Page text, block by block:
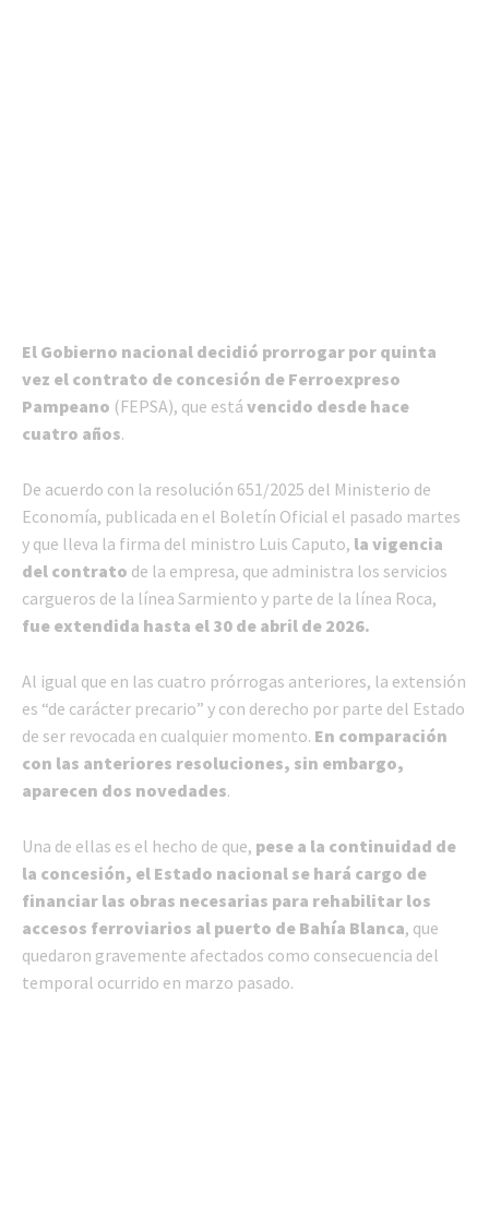
El Gobierno nacional decidió prorrogar por quinta
vez el contrato de concesión de Ferroexpreso
Pampeano (FEPSA), que está vencido desde hace
cuatro años.
De acuerdo con la resolución 651/2025 del Ministerio de
Economía, publicada en el Boletín Oficial el pasado martes
y que lleva la firma del ministro Luis Caputo, la vigencia
del contrato de la empresa, que administra los servicios
cargueros de la línea Sarmiento y parte de la línea Roca,
fue extendida hasta el 30 de abril de 2026.
Al igual que en las cuatro prórrogas anteriores, la extensión
es “de carácter precario” y con derecho por parte del Estado
de ser revocada en cualquier momento. En comparación
con las anteriores resoluciones, sin embargo,
aparecen dos novedades.
Una de ellas es el hecho de que, pese a la continuidad de
la concesión, el Estado nacional se hará cargo de
financiar las obras necesarias para rehabilitar los
accesos ferroviarios al puerto de Bahía Blanca, que
quedaron gravemente afectados como consecuencia del
temporal ocurrido en marzo pasado.